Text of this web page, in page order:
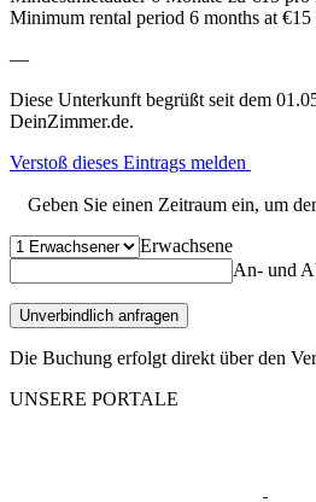
Minimum rental period 6 months at €15
—
Diese Unterkunft begrüßt seit dem
DeinZimmer.de.
Verstoß dieses Eintrags melden
Geben Sie einen Zeitraum ein, um
Erwachsene
An- und
Unverbindlich anfragen
Die Buchung erfolgt direkt über den
UNSERE PORTALE